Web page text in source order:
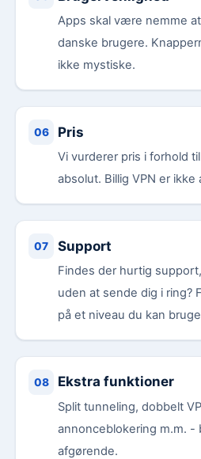
Apps skal være nemme
danske brugere.
ikke mystiske.
Pris
Vi vurderer pris i forhold
absolut. Billig VPN er ikke
Support
Findes der hurtig
uden at sende dig i ring?
på et niveau du kan
Ekstra funktioner
Split tunneling, dobbelt
annonceblokering m.m. -
afgørende.